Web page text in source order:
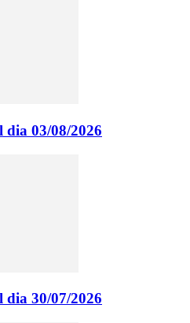
03/08/2026
30/07/2026